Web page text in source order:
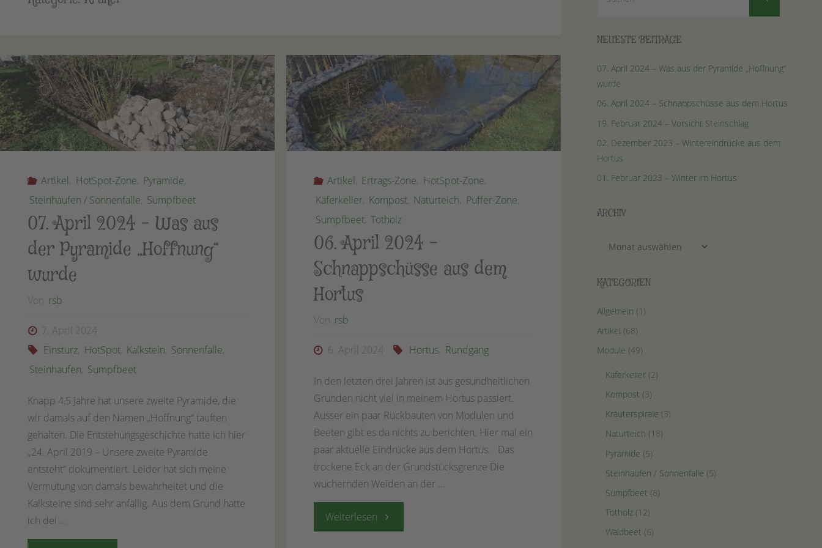
Artikel, HotSpot-Zone, Pyramide,
Steinhaufen / Sonnenfalle, Sumpfbeet
07. April 2024 – Was aus
der Pyramide „Hoffnung“
wurde
Von rsb
7. April 2024
Einsturz, HotSpot, Kalkstein, Sonnenfalle,
Steinhaufen, Sumpfbeet
Knapp 4,5 Jahre hat unsere zweite Pyramide, die
wir damals auf den Namen „Hoffnung“ tauften
gehalten. Die Entstehungsgeschichte hatte ich hier
„24. April 2019 – Unsere zweite Pyramide
entsteht“ dokumentiert. Leider hat sich meine
Vermutung von damals bewahrheitet und die
Kalksteine sind sehr anfällig. Aus dem Grund hatte
ich dei …
Artikel, Ertrags-Zone, HotSpot-Zone,
Käferkeller, Kompost, Naturteich, Puffer-Zone,
Sumpfbeet, Totholz
06. April 2024 –
Schnappschüsse aus dem
Hortus
Von rsb
6. April 2024 Hortus, Rundgang
In den letzten drei Jahren ist aus gesundheitlichen
Gründen nicht viel in meinem Hortus passiert.
Ausser ein paar Rückbauten von Modulen und
Beeten gibt es da nichts zu berichten. Hier mal ein
paar aktuelle Eindrücke aus dem Hortus. Das
trockene Eck an der Grundstücksgrenze Die
wuchernden Weiden an der …
Weiterlesen"06.
NEUESTE BEITRÄGE
07. April 2024 – Was aus der Pyramide „Hoffnung“
wurde
06. April 2024 – Schnappschüsse aus dem Hortus
19. Februar 2024 – Vorsicht Steinschlag
02. Dezember 2023 – Wintereindrücke aus dem
Hortus
01. Februar 2023 – Winter im Hortus
ARCHIV
KATEGORIEN
Allgemein (1)
Artikel (68)
Module (49)
Käferkeller (2)
Kompost (3)
Kräuterspirale (3)
Naturteich (18)
Pyramide (5)
Steinhaufen / Sonnenfalle (5)
Sumpfbeet (8)
Totholz (12)
Waldbeet (6)